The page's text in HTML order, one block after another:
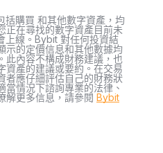
括購買 和其他數字資產，均
正在尋找的數字資產目前未
上線。Bybit 對任何投資結
示的定價信息和其他數據均
此內容不構成財務建議，也
資產的建議或要約。在交易
者應仔細評估自己的財務狀
當情況下諮詢專業的法律、
解更多信息，請參閱 Bybit